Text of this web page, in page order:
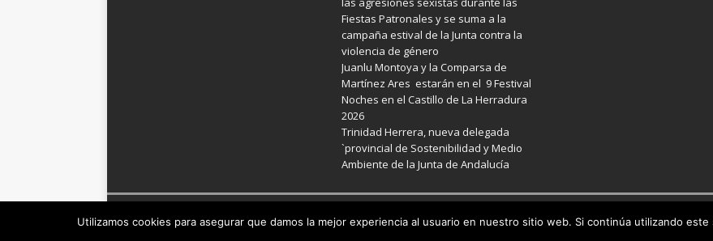
Fiestas Patronales y se suma a la
campaña estival de la Junta contra la
violencia de género
Juanlu Montoya y la Comparsa de
Martínez Ares estarán en el 9 Festival
Noches en el Castillo de La Herradura
2026
Trinidad Herrera, nueva delegada
`provincial de Sostenibilidad y Medio
Ambiente de la Junta de Andalucía
Utilizamos cookies para asegurar que damos la mejor experiencia al usuario en nuestro sitio web. Si continúa utilizando